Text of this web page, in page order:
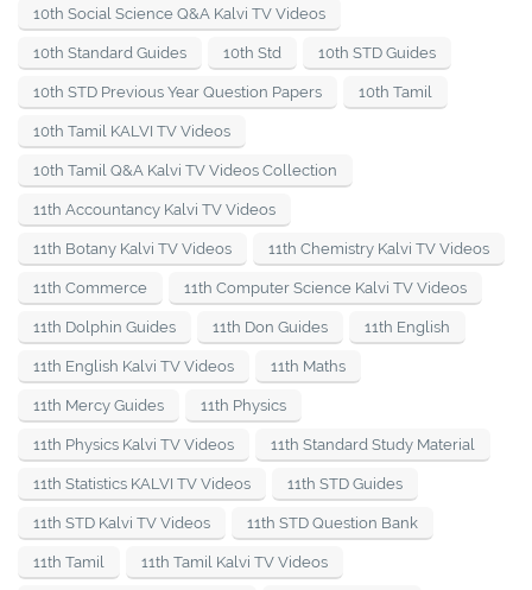
10th Social Science Q&A Kalvi TV Videos
10th Standard Guides 10th Std 10th STD Guides
10th STD Previous Year Question Papers 10th Tamil
10th Tamil KALVI TV Videos
10th Tamil Q&A Kalvi TV Videos Collection
11th Accountancy Kalvi TV Videos
11th Botany Kalvi TV Videos 11th Chemistry Kalvi TV Videos
11th Commerce 11th Computer Science Kalvi TV Videos
11th Dolphin Guides 11th Don Guides 11th English
11th English Kalvi TV Videos 11th Maths
11th Mercy Guides 11th Physics
11th Physics Kalvi TV Videos 11th Standard Study Material
11th Statistics KALVI TV Videos 11th STD Guides
11th STD Kalvi TV Videos 11th STD Question Bank
11th Tamil 11th Tamil Kalvi TV Videos